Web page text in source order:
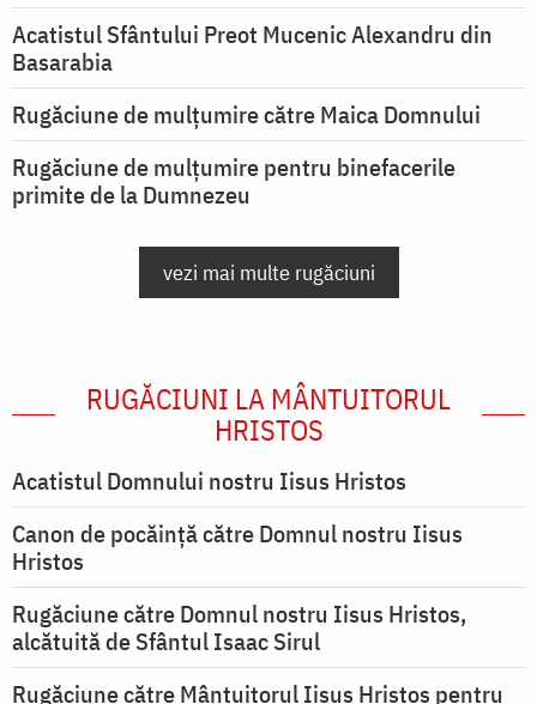
Acatistul Sfântului Preot Mucenic Alexandru din
Basarabia
Rugăciune de mulţumire către Maica Domnului
Rugăciune de mulțumire pentru binefacerile
primite de la Dumnezeu
vezi mai multe rugăciuni
RUGĂCIUNI LA MÂNTUITORUL
HRISTOS
Acatistul Domnului nostru Iisus Hristos
Canon de pocăință către Domnul nostru Iisus
Hristos
Rugăciune către Domnul nostru Iisus Hristos,
alcătuită de Sfântul Isaac Sirul
Rugăciune către Mântuitorul Iisus Hristos pentru